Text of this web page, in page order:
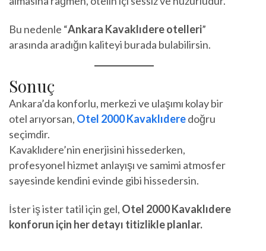
Bu nedenle “Ankara Kavaklıdere otelleri”
arasında aradığın kaliteyi burada bulabilirsin.
Sonuç
Ankara’da konforlu, merkezi ve ulaşımı kolay bir
otel arıyorsan, Otel 2000 Kavaklıderedoğru
seçimdir.
Kavaklıdere’nin enerjisini hissederken,
profesyonel hizmet anlayışı ve samimi atmosfer
sayesinde kendini evinde gibi hissedersin.
İster iş ister tatil için gel, Otel 2000 Kavaklıdere
konforun için her detayı titizlikle planlar.